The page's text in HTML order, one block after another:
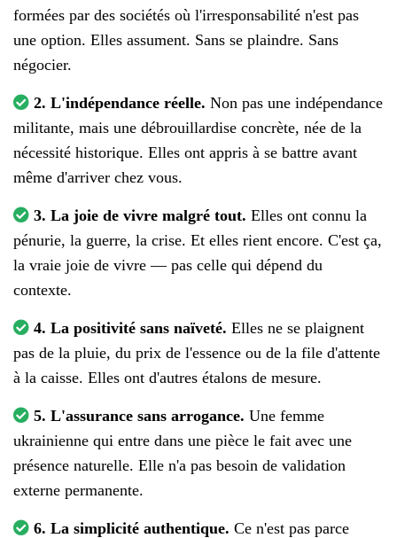
formées par des sociétés où l'irresponsabilité n'est pas
une option. Elles assument. Sans se plaindre. Sans
négocier.
2. L'indépendance réelle. Non pas une indépendance
militante, mais une débrouillardise concrète, née de la
nécessité historique. Elles ont appris à se battre avant
même d'arriver chez vous.
3. La joie de vivre malgré tout. Elles ont connu la
pénurie, la guerre, la crise. Et elles rient encore. C'est ça,
la vraie joie de vivre — pas celle qui dépend du
contexte.
4. La positivité sans naïveté. Elles ne se plaignent
pas de la pluie, du prix de l'essence ou de la file d'attente
à la caisse. Elles ont d'autres étalons de mesure.
5. L'assurance sans arrogance. Une femme
ukrainienne qui entre dans une pièce le fait avec une
présence naturelle. Elle n'a pas besoin de validation
externe permanente.
6. La simplicité authentique. Ce n'est pas parce